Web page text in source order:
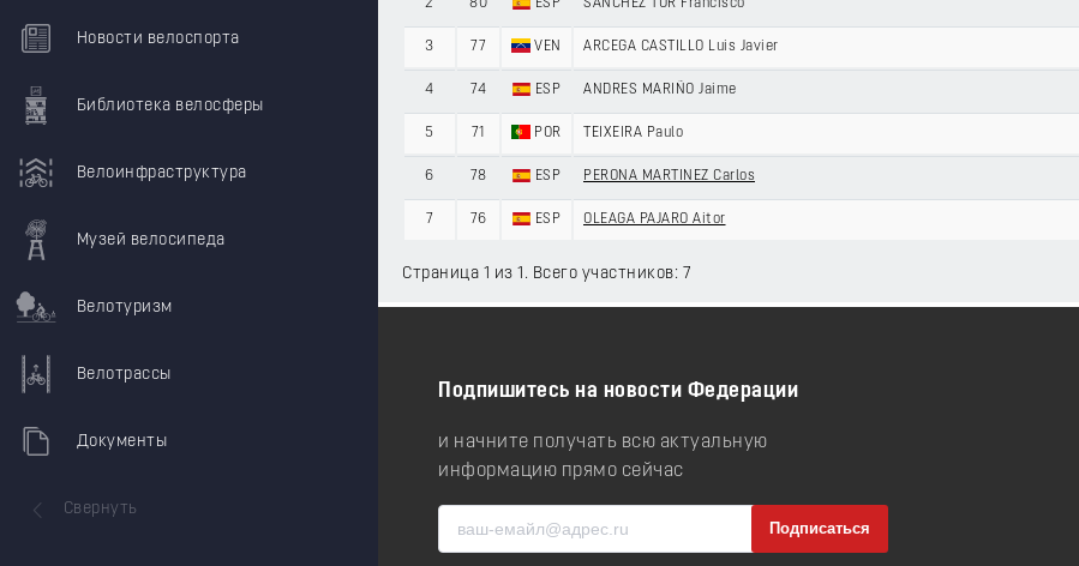
Новости велоспорта
Библиотека велосферы
Велоинфраструктура
Музей велосипеда
Велотуризм
Велотрассы
Документы
Свернуть
2 80 ESP SANCHEZ TUR Francisco
3 77 VEN ARCEGA CASTILLO Luis Javier
4 74 ESP ANDRES MARIÑO Jaime
5 71 POR TEIXEIRA Paulo
6 78 ESP PERONA MARTINEZ Carlos
7 76 ESP OLEAGA PAJARO Aitor
Страница 1 из 1. Всего участников: 7
Подпишитесь на новости Федерации
и начните получать всю актуальную
информацию прямо сейчас